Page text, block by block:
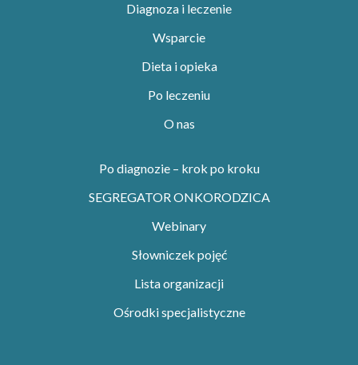
Diagnoza i leczenie
Wsparcie
Dieta i opieka
Po leczeniu
O nas
Po diagnozie – krok po kroku
SEGREGATOR ONKORODZICA
Webinary
Słowniczek pojęć
Lista organizacji
Ośrodki specjalistyczne